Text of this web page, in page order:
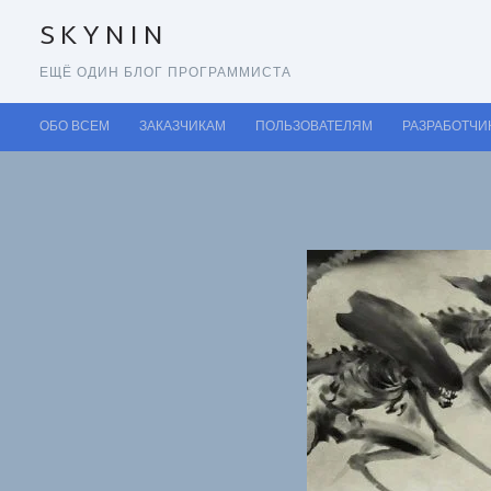
SKYNIN
ЕЩЁ ОДИН БЛОГ ПРОГРАММИСТА
ОБО ВСЕМ ЗАКАЗЧИКАМ ПОЛЬЗОВАТЕЛЯМ